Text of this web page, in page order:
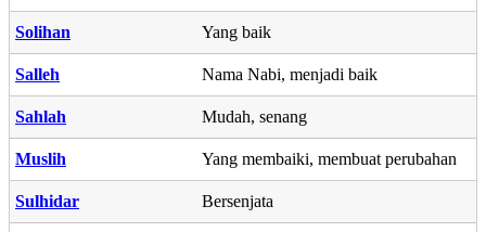
Solihan Yang baik
Salleh Nama Nabi, menjadi baik
Sahlah Mudah, senang
Muslih Yang membaiki, membuat perubahan
Sulhidar Bersenjata